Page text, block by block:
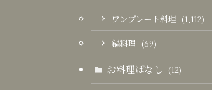
ワンプレート料理 (1,112)
鍋料理 (69)
お料理ばなし (12)